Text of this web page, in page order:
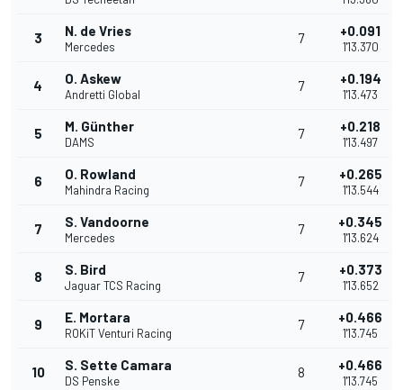
3 N. de Vries
Mercedes
7 +0.091
1'13.370
4 O. Askew
Andretti Global
7 +0.194
1'13.473
5 M. Günther
DAMS
7 +0.218
1'13.497
6 O. Rowland
Mahindra Racing
7 +0.265
1'13.544
7 S. Vandoorne
Mercedes
7 +0.345
1'13.624
8 S. Bird
Jaguar TCS Racing
7 +0.373
1'13.652
9 E. Mortara
ROKiT Venturi Racing
7 +0.466
1'13.745
10 S. Sette Camara
DS Penske
8 +0.466
1'13.745